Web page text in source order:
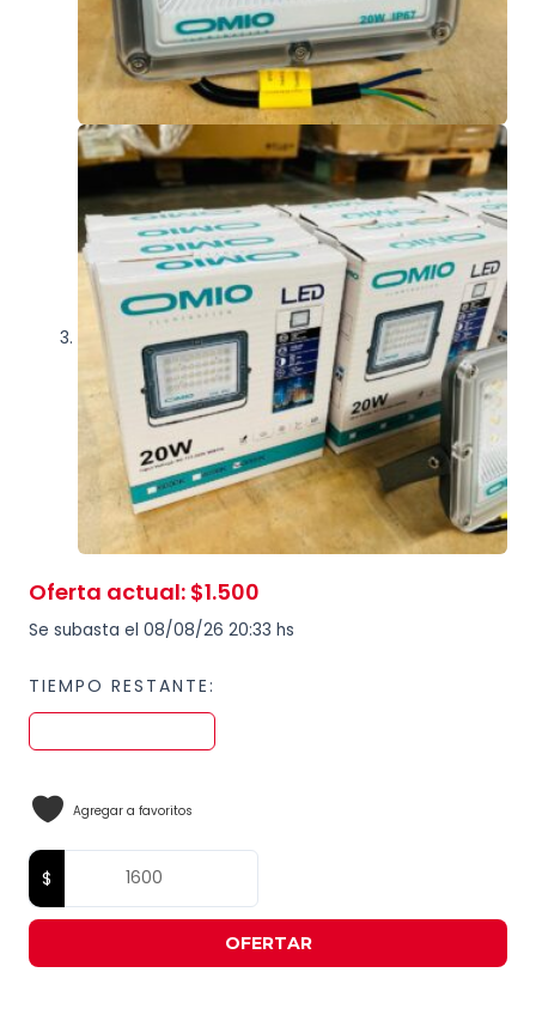
Oferta actual: $1.500
Se subasta el 08/08/26 20:33 hs
TIEMPO RESTANTE:
Agregar a favoritos
OFERTAR